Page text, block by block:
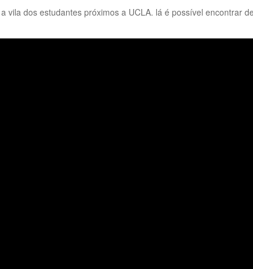
vila dos estudantes próximos a UCLA. lá é possível encontrar